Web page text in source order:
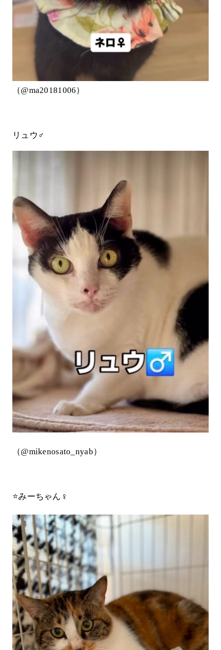
（@ma20181006）
リュウ♂
（@mikenosato_nyab）
⭐️みーちゃん♀